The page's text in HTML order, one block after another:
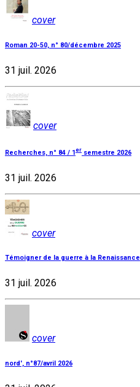
cover
Roman 20-50, n° 80/décembre 2025
31 juil. 2026
cover
Recherches, n° 84 / 1er semestre 2026
31 juil. 2026
cover
Témoigner de la guerre à la Renaissance
31 juil. 2026
cover
nord', n°87/avril 2026